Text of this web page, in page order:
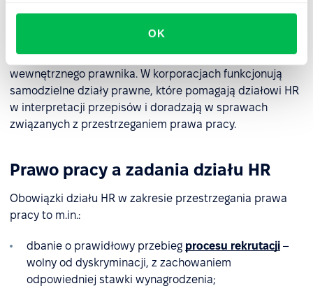
OK
tematy związane z prawem pracy odpowiada dział HR,
wspierany przez zewnętrznego specjalistę lub
wewnętrznego prawnika. W korporacjach funkcjonują
samodzielne działy prawne, które pomagają działowi HR
w interpretacji przepisów i doradzają w sprawach
związanych z przestrzeganiem prawa pracy.
Prawo pracy a zadania działu HR
Obowiązki działu HR w zakresie przestrzegania prawa
pracy to m.in.:
dbanie o prawidłowy przebieg procesu rekrutacji –
wolny od dyskryminacji, z zachowaniem
odpowiedniej stawki wynagrodzenia;